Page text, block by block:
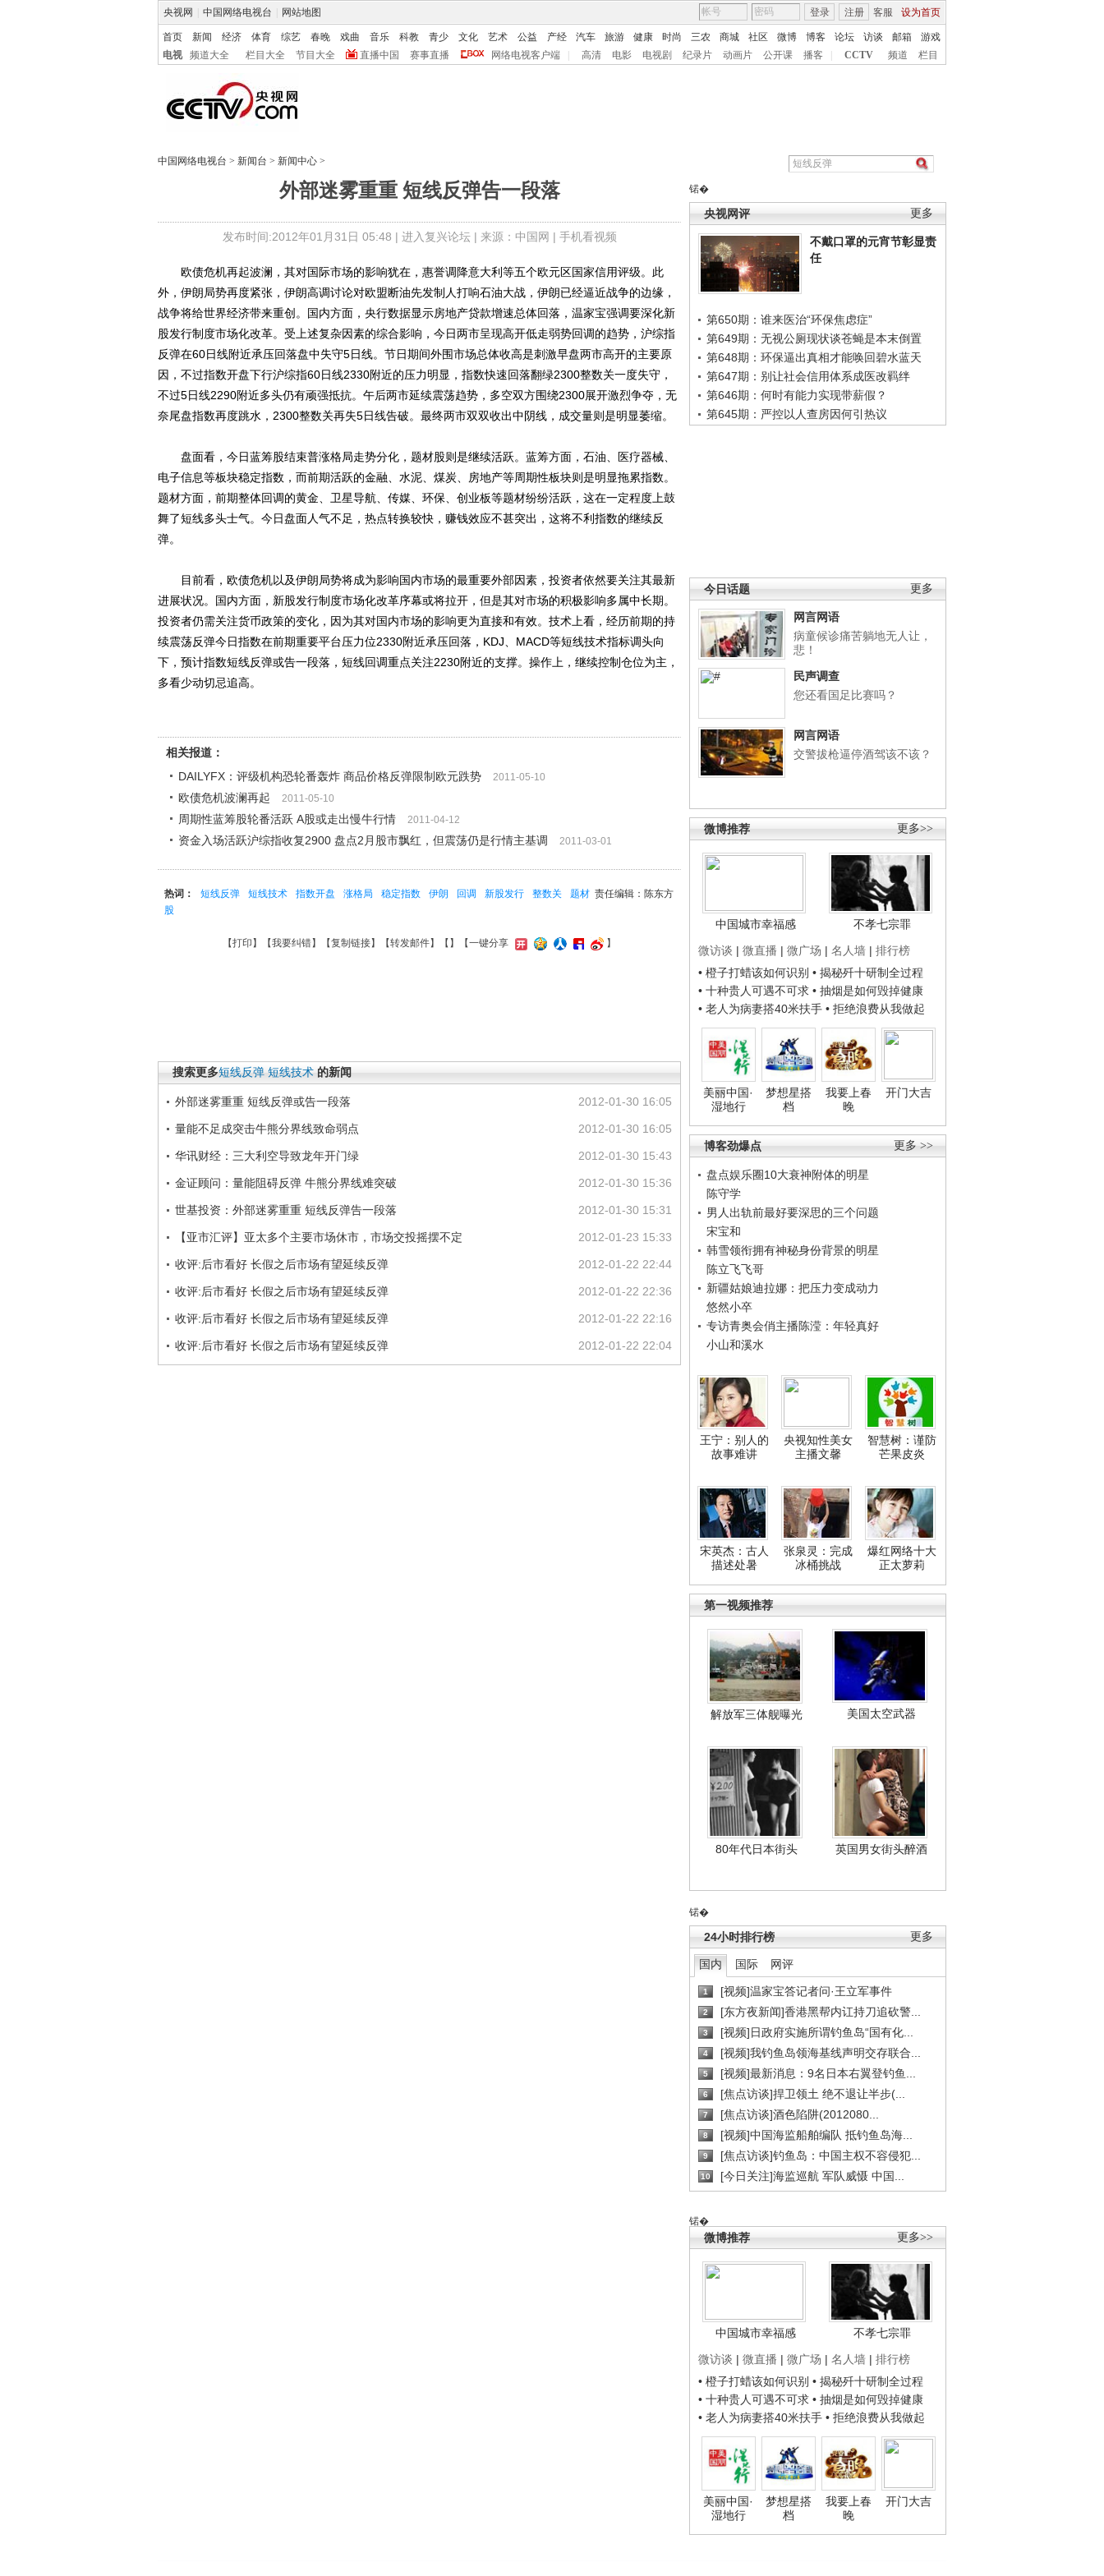
央视网 中国网络电视台 网站地图 客服 设为首页
登录 注册
首页 新闻 经济 体育 综艺 春晚 戏曲 音乐 科教 青少 文化 艺术 公益 产经 汽车 旅游 健康 时尚 三农 商城 社区 微博 博客 论坛 访谈 邮箱
游戏
电视
频道大全 栏目大全 节目大全 直播中国 赛事直播 网络电视客户端 高清 电影 电视剧 纪录片 动画片 公开课 播客 CCTV 频道 栏目
中国网络电视台 > 新闻台 > 新闻中心 >
外部迷雾重重 短线反弹告一段落
发布时间:2012年01月31日 05:48 | 进入复兴论坛| 来源：中国网 | 手机看视频
锘�
更多
央视网评
不戴口罩的元宵节彰显责
任
第650期：谁来医治“环保焦虑症”
第649期：无视公厕现状谈苍蝇是本末倒置
第648期：环保逼出真相才能唤回碧水蓝天
第647期：别让社会信用体系成医改羁绊
第646期：何时有能力实现带薪假？
第645期：严控以人查房因何引热议
更多
今日话题
网言网语
病童候诊痛苦躺地无人让，
悲！
民声调查
您还看国足比赛吗？
网言网语
交警拔枪逼停酒驾该不该？
更多>>
微博推荐
中国城市幸福感
不孝七宗罪
微访谈 | 微直播 | 微广场 | 名人墙 | 排行榜
• 橙子打蜡该如何识别 • 揭秘歼十研制全过程
• 十种贵人可遇不可求 • 抽烟是如何毁掉健康
• 老人为病妻搭40米扶手 • 拒绝浪费从我做起
美丽中国·
湿地行
梦想星搭
档
我要上春
晚
开门大吉
更多 >>
博客劲爆点
盘点娱乐圈10大衰神附体的明星
陈守学
男人出轨前最好要深思的三个问题
宋宝和
韩雪领衔拥有神秘身份背景的明星
陈立飞飞哥
新疆姑娘迪拉娜：把压力变成动力
悠然小卒
专访青奥会俏主播陈滢：年轻真好
小山和溪水
王宁：别人的
故事难讲
央视知性美女
主播文馨
智慧树：谨防
芒果皮炎
宋英杰：古人
描述处暑
张泉灵：完成
冰桶挑战
爆红网络十大
正太萝莉
第一视频推荐
解放军三体舰曝光 美国太空武器
80年代日本街头 英国男女街头醉酒
锘�
更多
24小时排行榜
国内 国际 网评
1 [视频]温家宝答记者问·王立军事件
2 [东方夜新闻]香港黑帮内讧持刀追砍警...
3 [视频]日政府实施所谓钓鱼岛“国有化...
4 [视频]我钓鱼岛领海基线声明交存联合...
5 [视频]最新消息：9名日本右翼登钓鱼...
6 [焦点访谈]捍卫领土 绝不退让半步(...
7 [焦点访谈]酒色陷阱(2012080...
8 [视频]中国海监船舶编队 抵钓鱼岛海...
9 [焦点访谈]钓鱼岛：中国主权不容侵犯...
10 [今日关注]海监巡航 军队威慑 中国...
锘�
更多>>
微博推荐
中国城市幸福感
不孝七宗罪
微访谈 | 微直播 | 微广场 | 名人墙 | 排行榜
• 橙子打蜡该如何识别 • 揭秘歼十研制全过程
• 十种贵人可遇不可求 • 抽烟是如何毁掉健康
• 老人为病妻搭40米扶手 • 拒绝浪费从我做起
美丽中国·
湿地行
梦想星搭
档
我要上春
晚
开门大吉
欧债危机再起波澜，其对国际市场的影响犹在，惠誉调降意大利等五个欧元区国家信用评级。此
外，伊朗局势再度紧张，伊朗高调讨论对欧盟断油先发制人打响石油大战，伊朗已经逼近战争的边缘，
战争将给世界经济带来重创。国内方面，央行数据显示房地产贷款增速总体回落，温家宝强调要深化新
股发行制度市场化改革。受上述复杂因素的综合影响，今日两市呈现高开低走弱势回调的趋势，沪综指
反弹在60日线附近承压回落盘中失守5日线。节日期间外围市场总体收高是刺激早盘两市高开的主要原
因，不过指数开盘下行沪综指60日线2330附近的压力明显，指数快速回落翻绿2300整数关一度失守，
不过5日线2290附近多头仍有顽强抵抗。午后两市延续震荡趋势，多空双方围绕2300展开激烈争夺，无
奈尾盘指数再度跳水，2300整数关再失5日线告破。最终两市双双收出中阴线，成交量则是明显萎缩。
盘面看，今日蓝筹股结束普涨格局走势分化，题材股则是继续活跃。蓝筹方面，石油、医疗器械、
电子信息等板块稳定指数，而前期活跃的金融、水泥、煤炭、房地产等周期性板块则是明显拖累指数。
题材方面，前期整体回调的黄金、卫星导航、传媒、环保、创业板等题材纷纷活跃，这在一定程度上鼓
舞了短线多头士气。今日盘面人气不足，热点转换较快，赚钱效应不甚突出，这将不利指数的继续反
弹。
目前看，欧债危机以及伊朗局势将成为影响国内市场的最重要外部因素，投资者依然要关注其最新
进展状况。国内方面，新股发行制度市场化改革序幕或将拉开，但是其对市场的积极影响多属中长期。
投资者仍需关注货币政策的变化，因为其对国内市场的影响更为直接和有效。技术上看，经历前期的持
续震荡反弹今日指数在前期重要平台压力位2330附近承压回落，KDJ、MACD等短线技术指标调头向
下，预计指数短线反弹或告一段落，短线回调重点关注2230附近的支撑。操作上，继续控制仓位为主，
多看少动切忌追高。
相关报道：
DAILYFX：评级机构恐轮番轰炸 商品价格反弹限制欧元跌势
2011-05-10
欧债危机波澜再起 2011-05-10
周期性蓝筹股轮番活跃 A股或走出慢牛行情 2011-04-12
资金入场活跃沪综指收复2900 盘点2月股市飘红，但震荡仍是行情主基调 2011-03-01
责任编辑：陈东方
热词： 短线反弹 短线技术 指数开盘 涨格局 稳定指数 伊朗 回调 新股发行 整数关
题材
股
【打印 】【我要纠错】【复制链接】【转发邮件】【 】 【一键分享 】
搜索更多短线反弹 短线技术 的新闻
2012-01-30 16:05
外部迷雾重重 短线反弹或告一段落
2012-01-30 16:05
量能不足成突击牛熊分界线致命弱点
2012-01-30 15:43
华讯财经：三大利空导致龙年开门绿
2012-01-30 15:36
金证顾问：量能阻碍反弹 牛熊分界线难突破
2012-01-30 15:31
世基投资：外部迷雾重重 短线反弹告一段落
2012-01-23 15:33
【亚市汇评】亚太多个主要市场休市，市场交投摇摆不定
2012-01-22 22:44
收评:后市看好 长假之后市场有望延续反弹
2012-01-22 22:36
收评:后市看好 长假之后市场有望延续反弹
2012-01-22 22:16
收评:后市看好 长假之后市场有望延续反弹
2012-01-22 22:04
收评:后市看好 长假之后市场有望延续反弹